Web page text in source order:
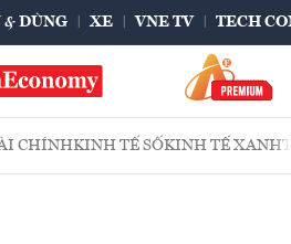
& DÙNG XE VNE TV TECH
CHÍNHKINH TẾ SỐKINH TẾ XANH